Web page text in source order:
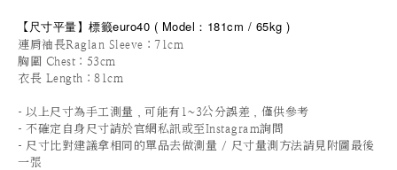
【 尺寸平量】標籤euro40 ( Model：181cm / 65kg )
連肩袖長Raglan Sleeve ：71cm
胸圍 Chest：53cm
衣長 Length：81cm
- 以上尺寸為手工測量，可能有1~3公分誤差，僅供參考
- 不確定自身尺寸請於官網私訊或至Instagram詢問
- 尺寸比對建議拿相同的單品去做測量 / 尺寸量測方法請見附圖最後
一張